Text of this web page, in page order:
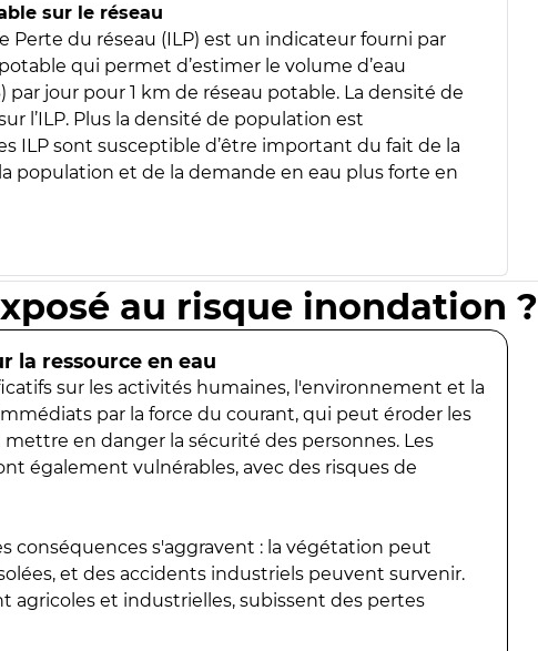
sur le réseau
Perte du réseau (ILP) est un indicateur fourni par
potable qui permet d’estimer le volume d’eau
par jour pour 1 km de réseau potable. La densité de
l’ILP. Plus la densité de population est
ILP sont susceptible d’être important du fait de la
population et de la demande en eau plus forte en
au risque inondation ?
la ressource en eau
sur les activités humaines, l'environnement et la
par la force du courant, qui peut éroder les
en danger la sécurité des personnes. Les
également vulnérables, avec des risques de
conséquences s'aggravent : la végétation peut
et des accidents industriels peuvent survenir.
agricoles et industrielles, subissent des pertes